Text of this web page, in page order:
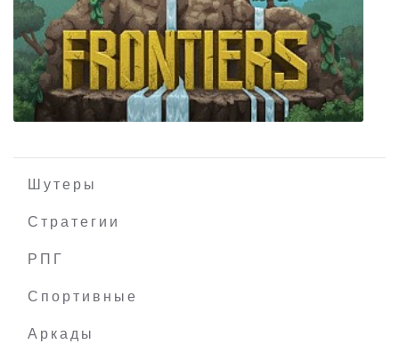
Here Be Dragons
Шутеры
Стратегии
РПГ
Спортивные
Аркады